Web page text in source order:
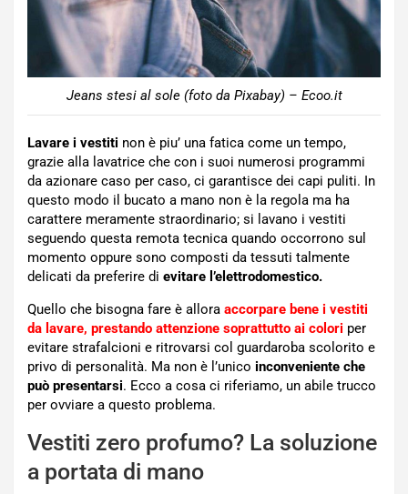
Jeans stesi al sole (foto da Pixabay) – Ecoo.it
Lavare i vestiti non è piu’ una fatica come un tempo,
grazie alla lavatrice che con i suoi numerosi programmi
da azionare caso per caso, ci garantisce dei capi puliti. In
questo modo il bucato a mano non è la regola ma ha
carattere meramente straordinario; si lavano i vestiti
seguendo questa remota tecnica quando occorrono sul
momento oppure sono composti da tessuti talmente
delicati da preferire di evitare l’elettrodomestico.
Quello che bisogna fare è allora accorpare bene i vestiti
da lavare, prestando attenzione soprattutto ai colori per
evitare strafalcioni e ritrovarsi col guardaroba scolorito e
privo di personalità. Ma non è l’unico inconveniente che
può presentarsi. Ecco a cosa ci riferiamo, un abile trucco
per ovviare a questo problema.
Vestiti zero profumo? La soluzione
a portata di mano